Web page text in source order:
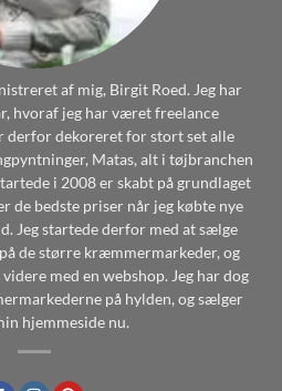
af mig, Birgit Roed. Jeg har
hvoraf jeg har været freelance
derfor dekoreret for stort set alle
Matas, alt i tøjbranchen
i 2008 er skabt på grundlaget
de bedste priser når jeg købte nye
Jeg startede derfor med at sælge
de større kræmmermarkeder, og
med en webshop. Jeg har dog
på hylden, og sælger
hjemmeside nu.